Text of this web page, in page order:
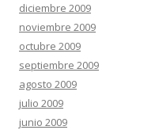
diciembre 2009
noviembre 2009
octubre 2009
septiembre 2009
agosto 2009
julio 2009
junio 2009